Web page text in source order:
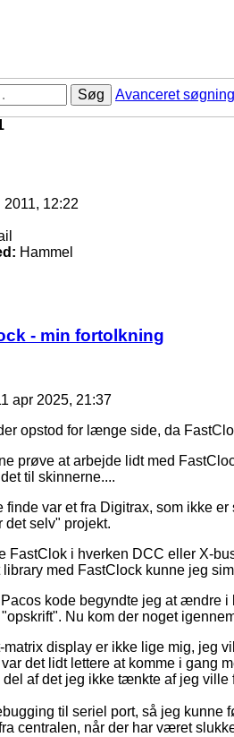
Søg
Avanceret søgning
2011, 12:22
Hammel
- min fortolkning
apr 2025, 21:37
opstod for længe side, da
prøve at arbejde lidt med
til skinnerne....
finde var et fra Digitrax, som ikke
det selv" projekt.
FastClok i hverken DCC eller X-
med FastClock kunne jeg
kode begyndte jeg at ændre
Nu kom der noget
matrix display er ikke lige mig, jeg
det lidt lettere at komme i gang
af det jeg ikke tænkte af jeg
til seriel port, så jeg kunne
centralen, når der har været